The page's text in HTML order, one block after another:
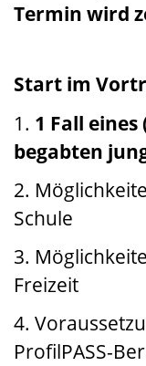
Termin wird
Start im
1. 1 Fall
begabten
2.
Schule
3.
Freizeit
4.
ProfilPASS-